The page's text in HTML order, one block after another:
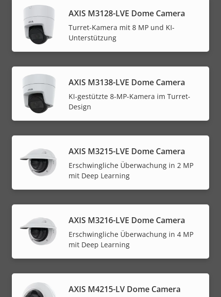
AXIS M3128-LVE Dome Camera
Turret-Kamera mit 8 MP und KI-
Unterstützung
AXIS M3138-LVE Dome Camera
KI-gestützte 8-MP-Kamera im Turret-
Design
AXIS M3215-LVE Dome Camera
Erschwingliche Überwachung in 2 MP
mit Deep Learning
AXIS M3216-LVE Dome Camera
Erschwingliche Überwachung in 4 MP
mit Deep Learning
AXIS M4215-LV Dome Camera